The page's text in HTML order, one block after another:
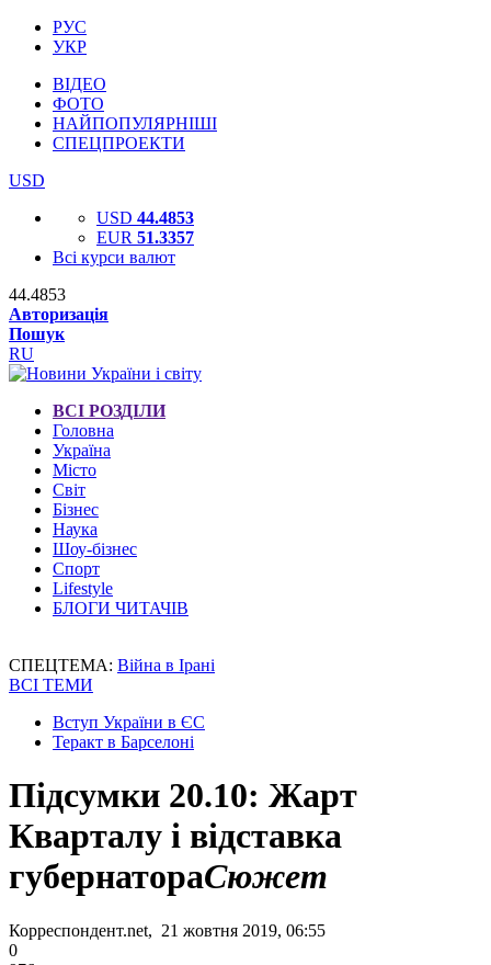
РУС
УКР
ВІДЕО
ФОТО
НАЙПОПУЛЯРНІШІ
СПЕЦПРОЕКТИ
USD
USD 44.4853
EUR 51.3357
Всі курси валют
44.4853
Авторизація
Пошук
RU
ВСІ РОЗДІЛИ
Головна
Україна
Місто
Світ
Бізнес
Наука
Шоу-бізнес
Спорт
Lifestyle
БЛОГИ ЧИТАЧІВ
СПЕЦТЕМА: Війна в Ірані
ВСІ ТЕМИ
Вступ України в ЄС
Теракт в Барселоні
Підсумки 20.10: Жарт
Кварталу і відставка
губернатораСюжет
Корреспондент.net, 21 жовтня 2019, 06:55
0